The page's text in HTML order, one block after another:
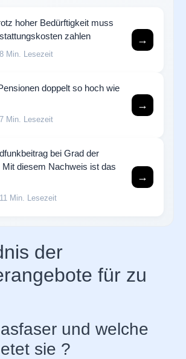
hoher Bedürftigkeit muss
zahlen
Min. Lesezeit
→
doppelt so hoch wie
Min. Lesezeit
→
bei Grad der
Mit diesem Nachweis ist das
Min. Lesezeit
→
der
für zu
und welche
sie ?